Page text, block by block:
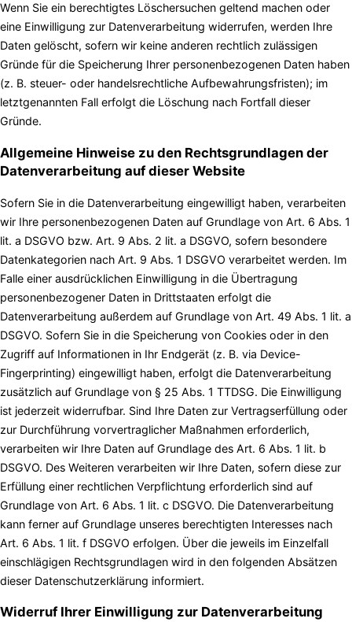
Wenn Sie ein berechtigtes Löschersuchen geltend machen oder
eine Einwilligung zur Datenverarbeitung widerrufen, werden Ihre
Daten gelöscht, sofern wir keine anderen rechtlich zulässigen
Gründe für die Speicherung Ihrer personenbezogenen Daten haben
(z. B. steuer- oder handelsrechtliche Aufbewahrungsfristen); im
letztgenannten Fall erfolgt die Löschung nach Fortfall dieser
Gründe.
Allgemeine Hinweise zu den Rechtsgrundlagen der
Datenverarbeitung auf dieser Website
Sofern Sie in die Datenverarbeitung eingewilligt haben, verarbeiten
wir Ihre personenbezogenen Daten auf Grundlage von Art. 6 Abs. 1
lit. a DSGVO bzw. Art. 9 Abs. 2 lit. a DSGVO, sofern besondere
Datenkategorien nach Art. 9 Abs. 1 DSGVO verarbeitet werden. Im
Falle einer ausdrücklichen Einwilligung in die Übertragung
personenbezogener Daten in Drittstaaten erfolgt die
Datenverarbeitung außerdem auf Grundlage von Art. 49 Abs. 1 lit. a
DSGVO. Sofern Sie in die Speicherung von Cookies oder in den
Zugriff auf Informationen in Ihr Endgerät (z. B. via Device-
Fingerprinting) eingewilligt haben, erfolgt die Datenverarbeitung
zusätzlich auf Grundlage von § 25 Abs. 1 TTDSG. Die Einwilligung
ist jederzeit widerrufbar. Sind Ihre Daten zur Vertragserfüllung oder
zur Durchführung vorvertraglicher Maßnahmen erforderlich,
verarbeiten wir Ihre Daten auf Grundlage des Art. 6 Abs. 1 lit. b
DSGVO. Des Weiteren verarbeiten wir Ihre Daten, sofern diese zur
Erfüllung einer rechtlichen Verpflichtung erforderlich sind auf
Grundlage von Art. 6 Abs. 1 lit. c DSGVO. Die Datenverarbeitung
kann ferner auf Grundlage unseres berechtigten Interesses nach
Art. 6 Abs. 1 lit. f DSGVO erfolgen. Über die jeweils im Einzelfall
einschlägigen Rechtsgrundlagen wird in den folgenden Absätzen
dieser Datenschutzerklärung informiert.
Widerruf Ihrer Einwilligung zur Datenverarbeitung